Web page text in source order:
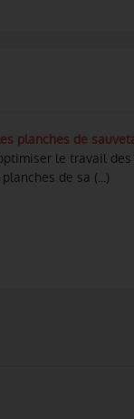
planches de
le travail
de sa (...)